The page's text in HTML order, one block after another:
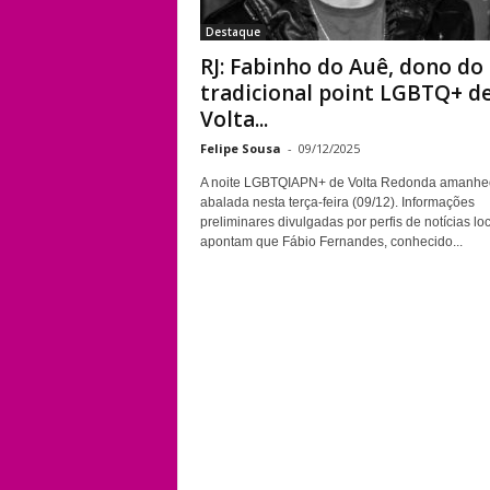
Destaque
RJ: Fabinho do Auê, dono do
tradicional point LGBTQ+
Volta...
Felipe Sousa - 09/12/2025
A noite LGBTQIAPN+ de Volta Redonda
abalada nesta terça-feira (09/12). Informações
preliminares divulgadas por perfis de notícias
apontam que Fábio Fernandes, conhecido...